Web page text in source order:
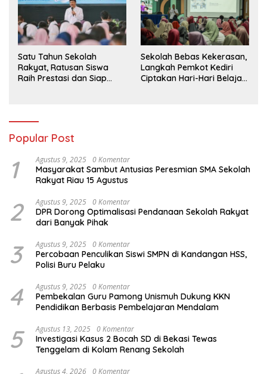
Satu Tahun Sekolah
Rakyat, Ratusan Siswa
Raih Prestasi dan Siap
Sekolah Bebas Kekerasan,
Langkah Pemkot Kediri
Ciptakan Hari-Hari Belajar
Popular Post
1 Agustus 9, 2025 0 Komentar
Masyarakat Sambut Antusias Peresmian SMA Sekolah
Rakyat Riau 15 Agustus
2 Agustus 9, 2025 0 Komentar
DPR Dorong Optimalisasi Pendanaan Sekolah Rakyat
dari Banyak Pihak
3 Agustus 9, 2025 0 Komentar
Percobaan Penculikan Siswi SMPN di Kandangan HSS,
Polisi Buru Pelaku
4 Agustus 9, 2025 0 Komentar
Pembekalan Guru Pamong Unismuh Dukung KKN
Pendidikan Berbasis Pembelajaran Mendalam
5 Agustus 13, 2025 0 Komentar
Investigasi Kasus 2 Bocah SD di Bekasi Tewas
Tenggelam di Kolam Renang Sekolah
Agustus 4, 2026 0 Komentar